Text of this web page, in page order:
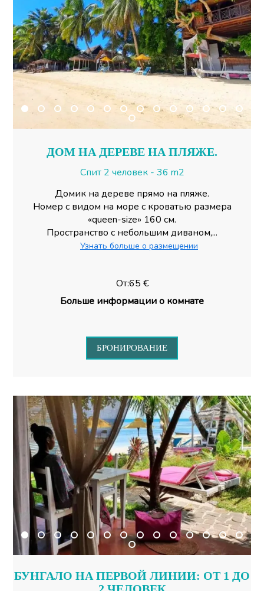
ДОМ НА ДЕРЕВЕ НА ПЛЯЖЕ.
Спит 2 человек - 36 m2
Домик на дереве прямо на пляже.
Номер с видом на море с кроватью размера
«queen-size» 160 см.
Пространство с небольшим диваном,...
Узнать больше о размещении
От:65 €
Больше информации о комнате
БРОНИРОВАНИЕ
БУНГАЛО НА ПЕРВОЙ ЛИНИИ: ОТ 1 ДО